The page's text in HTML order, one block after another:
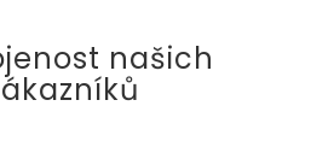
našich